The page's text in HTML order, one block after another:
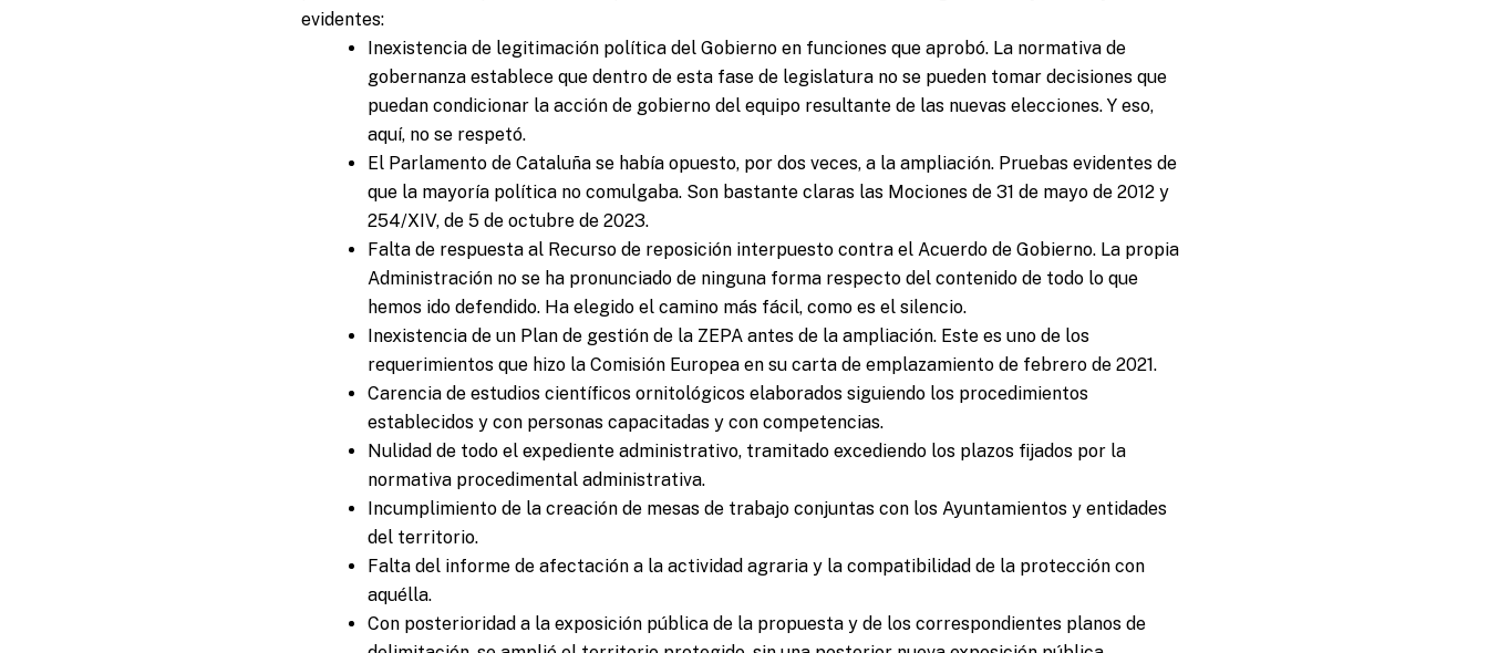
evidentes:
Inexistencia de legitimación política del Gobierno en funciones que aprobó. La normativa de
gobernanza establece que dentro de esta fase de legislatura no se pueden tomar decisiones que
puedan condicionar la acción de gobierno del equipo resultante de las nuevas elecciones. Y eso,
aquí, no se respetó.
El Parlamento de Cataluña se había opuesto, por dos veces, a la ampliación. Pruebas evidentes de
que la mayoría política no comulgaba. Son bastante claras las Mociones de 31 de mayo de 2012 y
254/XIV, de 5 de octubre de 2023.
Falta de respuesta al Recurso de reposición interpuesto contra el Acuerdo de Gobierno. La propia
Administración no se ha pronunciado de ninguna forma respecto del contenido de todo lo que
hemos ido defendido. Ha elegido el camino más fácil, como es el silencio.
Inexistencia de un Plan de gestión de la ZEPA antes de la ampliación. Este es uno de los
requerimientos que hizo la Comisión Europea en su carta de emplazamiento de febrero de 2021.
Carencia de estudios científicos ornitológicos elaborados siguiendo los procedimientos
establecidos y con personas capacitadas y con competencias.
Nulidad de todo el expediente administrativo, tramitado excediendo los plazos fijados por la
normativa procedimental administrativa.
Incumplimiento de la creación de mesas de trabajo conjuntas con los Ayuntamientos y entidades
del territorio.
Falta del informe de afectación a la actividad agraria y la compatibilidad de la protección con
aquélla.
Con posterioridad a la exposición pública de la propuesta y de los correspondientes planos de